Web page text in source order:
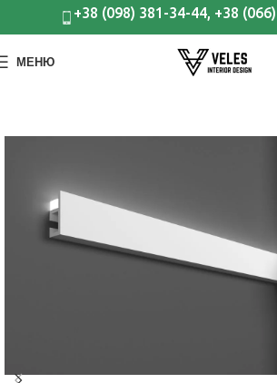
+38 (098) 381-34-44, +38
МЕНЮ